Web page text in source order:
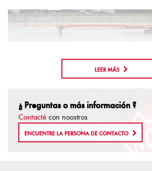
LEER MÁS
¿ Preguntas o más información ?
Contacté con noostros
ENCUENTRE LA PERSONA DE CONTACTO